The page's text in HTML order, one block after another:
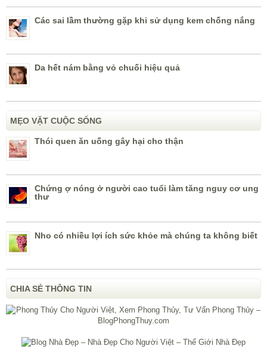
Các sai lầm thường gặp khi sử dụng kem chống nắng
Da hết nám bằng vỏ chuối hiệu quả
MẸO VẶT CUỘC SỐNG
Thói quen ăn uống gây hại cho thận
Chứng ợ nóng ở người cao tuổi làm tăng nguy cơ ung
thư
Nho có nhiều lợi ích sức khỏe mà chúng ta không biết
CHIA SẺ THÔNG TIN